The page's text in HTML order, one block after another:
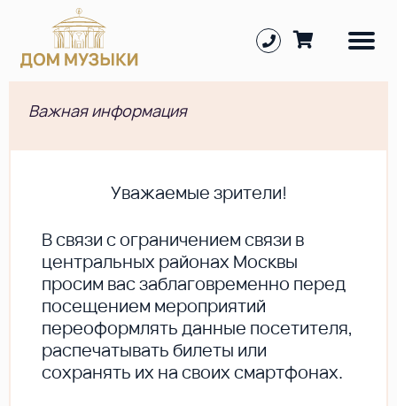
Важная информация
Уважаемые зрители!
В cвязи с ограничением связи в
центральных районах Москвы
просим вас заблаговременно перед
посещением мероприятий
переоформлять данные посетителя,
распечатывать билеты или
сохранять их на своих смартфонах.